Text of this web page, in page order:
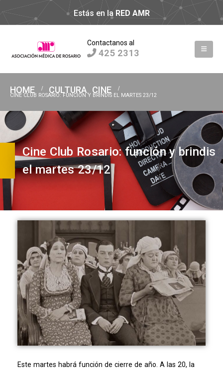
Estás en la RED AMR
Contactanos al
425 2313
HOME CULTURA, CINE
CINE CLUB ROSARIO: FUNCIÓN Y BRINDIS EL MARTES 23/12
Cine Club Rosario: función y brindis
el martes 23/12
Este martes habrá función de cierre de año. A las 20, la